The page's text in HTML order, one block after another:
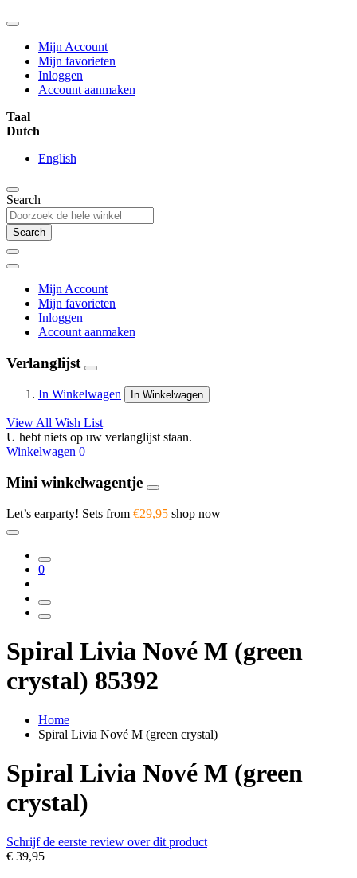
Mijn Account
Mijn favorieten
Inloggen
Account aanmaken
Taal
Dutch
English
Search
Search
Mijn Account
Mijn favorieten
Inloggen
Account aanmaken
Verlanglijst
In Winkelwagen In Winkelwagen
View All Wish List
U hebt niets op uw verlanglijst staan.
Winkelwagen 0
Mini winkelwagentje
Let’s earparty! Sets from €29,95 shop now
0
Spiral Livia Nové M (green
crystal) 85392
Home
Spiral Livia Nové M (green crystal)
Spiral Livia Nové M (green
crystal)
Schrijf de eerste review over dit product
€ 39,95